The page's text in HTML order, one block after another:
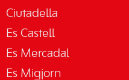
Ciutadella
Es Castell
Es Mercadal
Es Migjorn